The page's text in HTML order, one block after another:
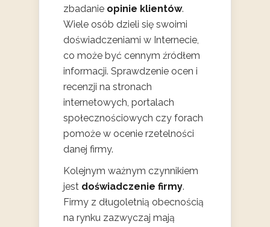
zbadanie opinie klientów.
Wiele osób dzieli się swoimi
doświadczeniami w Internecie,
co może być cennym źródłem
informacji. Sprawdzenie ocen i
recenzji na stronach
internetowych, portalach
społecznościowych czy forach
pomoże w ocenie rzetelności
danej firmy.
Kolejnym ważnym czynnikiem
jest doświadczenie firmy.
Firmy z długoletnią obecnością
na rynku zazwyczaj mają